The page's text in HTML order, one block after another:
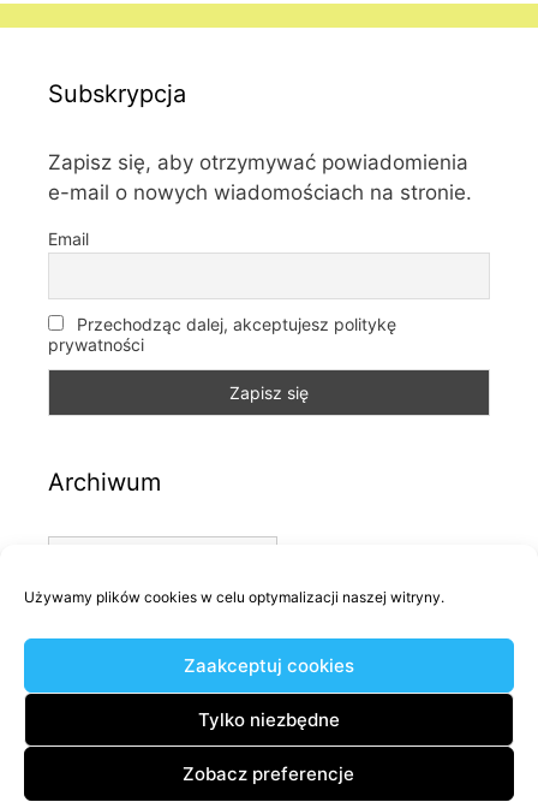
Używamy plików cookies w celu optymalizacji naszej witryny.
Zaakceptuj cookies
Tylko niezbędne
Zobacz preferencje
Subskrypcja
Zapisz się, aby otrzymywać powiadomienia
e-mail o nowych wiadomościach na stronie.
Email
Przechodząc dalej, akceptujesz politykę
prywatności
Archiwum
Archiwum
Kategorie
Kategorie